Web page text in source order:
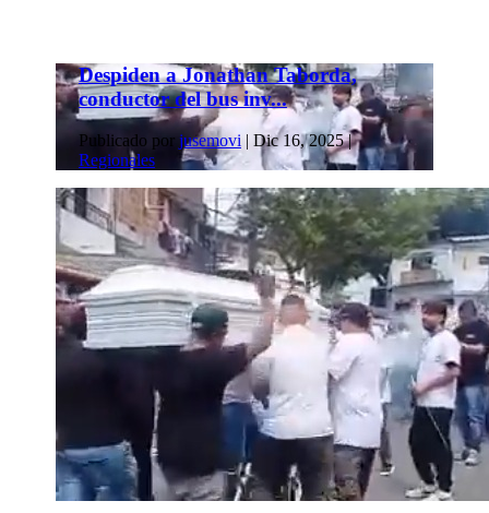
Despiden a Jonathan Taborda,
conductor del bus inv...
Publicado por jusemovi| Dic 16, 2025|
Regionales